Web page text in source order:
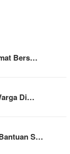
Bers…
Di…
S…